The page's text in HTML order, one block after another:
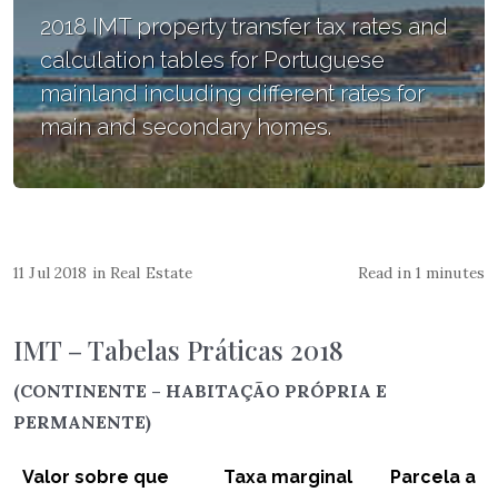
2018 IMT property transfer tax rates and
calculation tables for Portuguese
mainland including different rates for
main and secondary homes.
11 Jul 2018 in Real Estate Read in 1 minutes
IMT – Tabelas Práticas 2018
(CONTINENTE – HABITAÇÃO PRÓPRIA E
PERMANENTE)
Valor sobre que
Taxa marginal
Parcela a